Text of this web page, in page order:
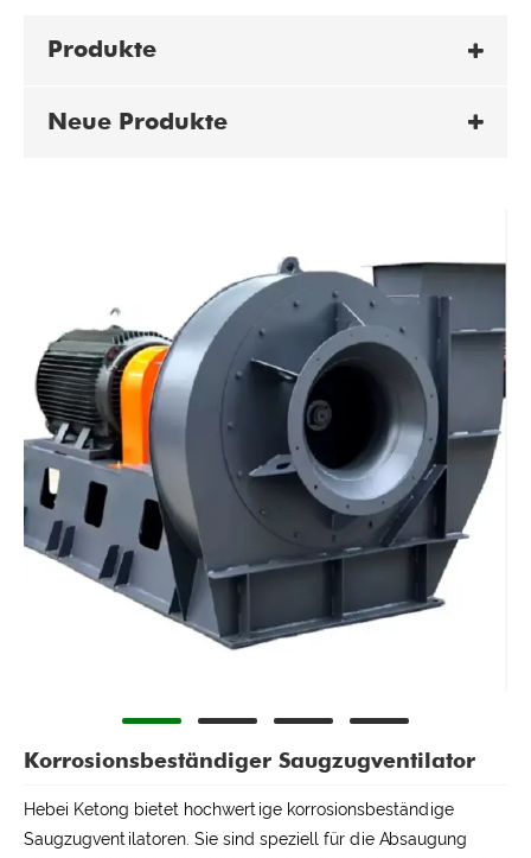
Produkte
Neue Produkte
Korrosionsbeständiger Saugzugventilator
Hebei Ketong bietet hochwertige korrosionsbeständige
Saugzugventilatoren. Sie sind speziell für die Absaugung